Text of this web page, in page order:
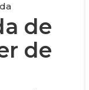
de
de